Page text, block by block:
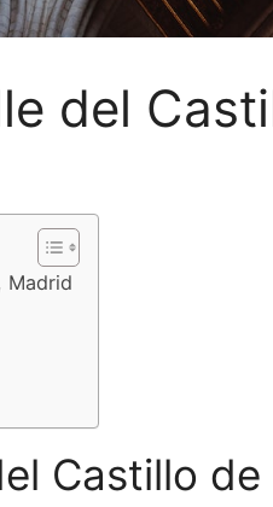
del
Madrid
Castillo